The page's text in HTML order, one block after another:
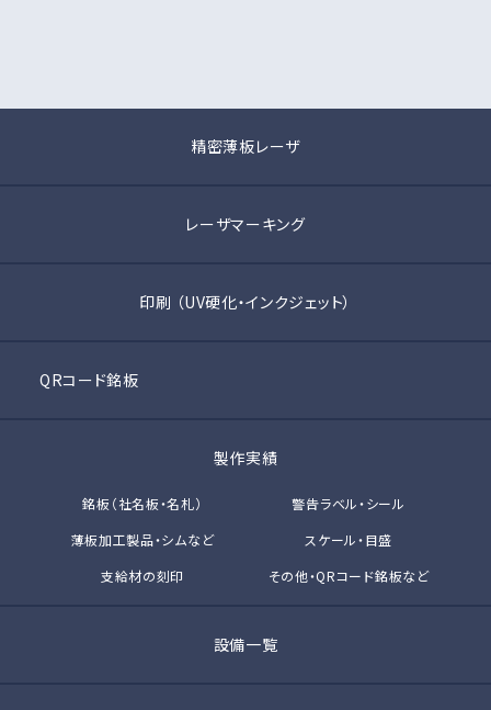
精密薄板レーザ
レーザマーキング
印刷 （UV硬化・インクジェット）
QRコード銘板
製作実績
銘板（社名板・名札）
警告ラベル・シール
薄板加工製品・シムなど
スケール・目盛
支給材の刻印
その他・QRコード銘板など
設備一覧